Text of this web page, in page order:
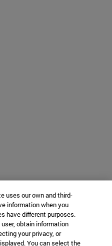
uses our own and third-
information when you
have different purposes.
obtain information
your privacy, or
You can select the